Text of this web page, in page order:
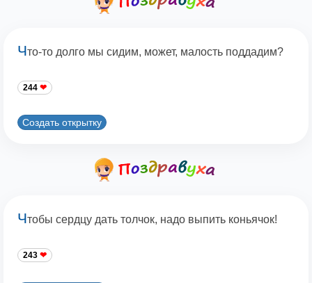
Что-то долго мы сидим, может, малость поддадим?
244
Создать открытку
Чтобы сердцу дать толчок, надо выпить коньячок!
243